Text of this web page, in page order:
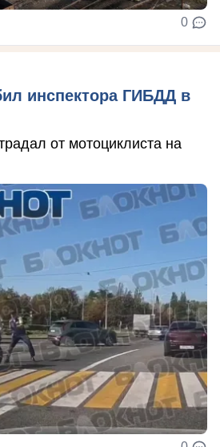
0
инспектора ГИБДД в
от мотоциклиста на